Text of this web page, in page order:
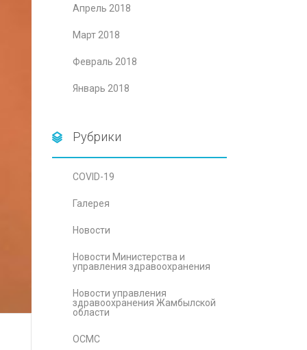
Апрель 2018
Март 2018
Февраль 2018
Январь 2018
Рубрики
COVID-19
Галерея
Новости
Новости Министерства и
управления здравоохранения
Новости управления
здравоохранения Жамбылской
области
ОСМС